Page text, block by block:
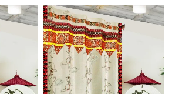
気が一層高まります。